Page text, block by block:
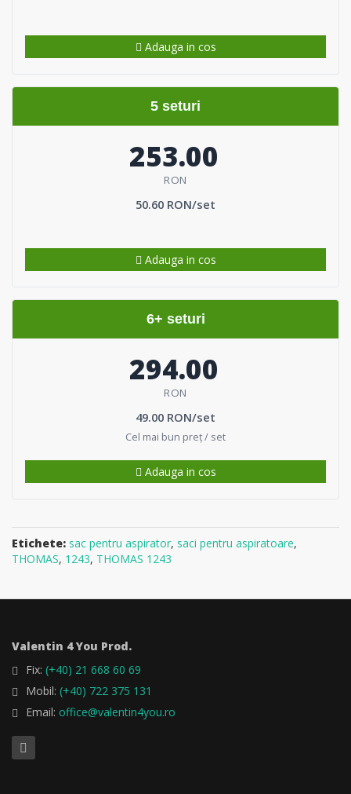
Adauga in cos
5 seturi
253.00
RON
50.60 RON/set
Adauga in cos
6+ seturi
294.00
RON
49.00 RON/set
Cel mai bun preț / set
Adauga in cos
Etichete: sac pentru aspirator, saci pentru aspiratoare,
THOMAS, 1243, THOMAS 1243
Valentin 4 You Prod.
Fix: (+40) 21 668 60 69
Mobil: (+40) 722 375 131
Email: office@valentin4you.ro